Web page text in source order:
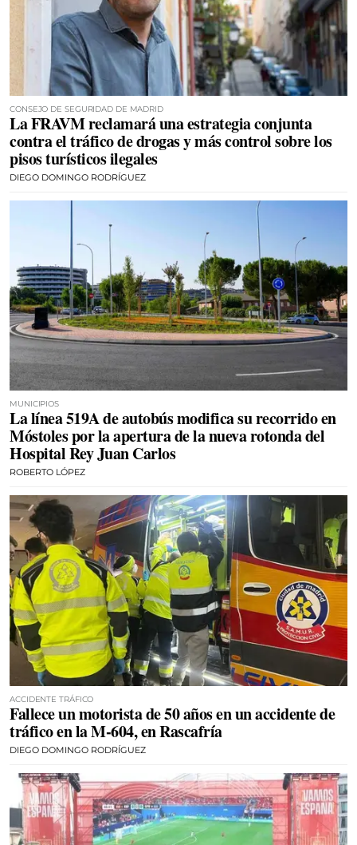
CONSEJO DE SEGURIDAD DE MADRID
La FRAVM reclamará una estrategia conjunta
contra el tráfico de drogas y más control sobre los
pisos turísticos ilegales
DIEGO DOMINGO RODRÍGUEZ
MUNICIPIOS
La línea 519A de autobús modifica su recorrido en
Móstoles por la apertura de la nueva rotonda del
Hospital Rey Juan Carlos
ROBERTO LÓPEZ
ACCIDENTE TRÁFICO
Fallece un motorista de 50 años en un accidente de
tráfico en la M-604, en Rascafría
DIEGO DOMINGO RODRÍGUEZ